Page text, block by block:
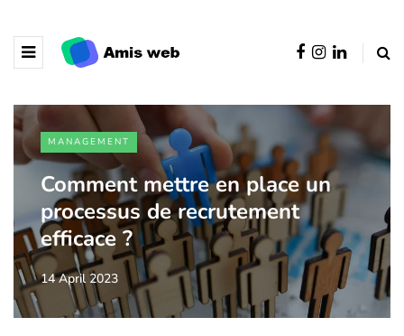
MANAGEMENT
Comment mettre en place un
processus de recrutement
efficace ?
14 April 2023